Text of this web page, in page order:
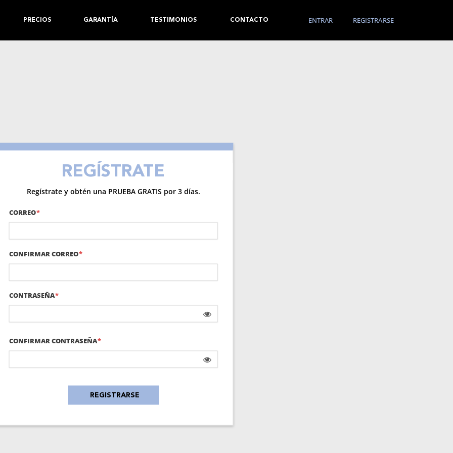
PRECIOS GARANTÍA TESTIMONIOS CONTACTO ENTRAR REGISTRARSE
REGÍSTRATE
Regístrate y obtén una PRUEBA GRATIS por 3 días.
CORREO
CONFIRMAR CORREO
CONTRASEÑA
CONFIRMAR CONTRASEÑA